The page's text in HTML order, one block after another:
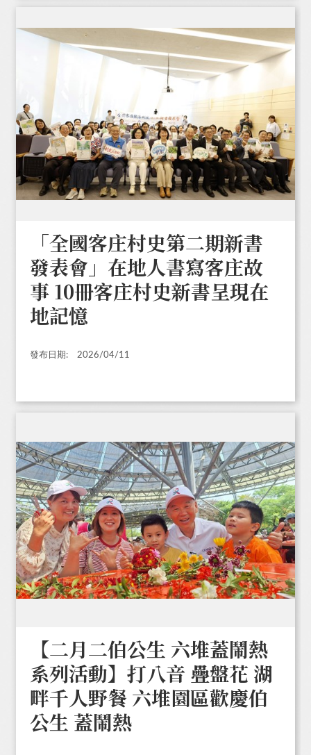
「全國客庄村史第二期新書
發表會」在地人書寫客庄故
事 10冊客庄村史新書呈現在
地記憶
發布日期: 2026/04/11
【二月二伯公生 六堆蓋鬧熱
系列活動】打八音 疊盤花 湖
畔千人野餐 六堆園區歡慶伯
公生 蓋鬧熱